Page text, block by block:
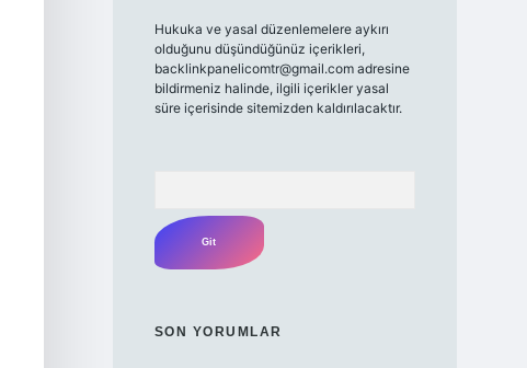
Hukuka ve yasal düzenlemelere aykırı
olduğunu düşündüğünüz içerikleri,
backlinkpanelicomtr@gmail.comadresine
bildirmeniz halinde, ilgili içerikler yasal
süre içerisinde sitemizden kaldırılacaktır.
SON YORUMLAR